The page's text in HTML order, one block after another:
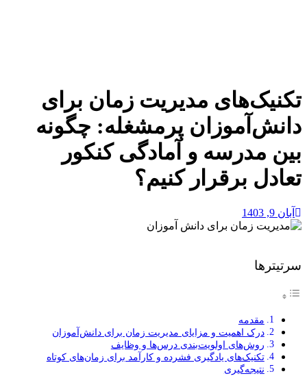
تکنیک‌های مدیریت زمان برای
دانش‌آموزان پرمشغله: چگونه
بین مدرسه و آمادگی کنکور
تعادل برقرار کنیم؟
آبان 9, 1403
سرتیترها
مقدمه
درک اهمیت و مزایای مدیریت زمان برای دانش‌آموزان
روش‌های اولویت‌بندی درس‌ها و وظایف
تکنیک‌های یادگیری فشرده و کارآمد برای زمان‌های کوتاه
نتیجه‌گیری